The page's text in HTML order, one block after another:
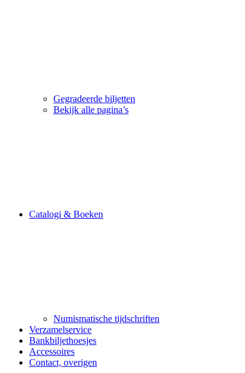
Gegradeerde biljetten
Bekijk alle pagina’s
Catalogi & Boeken
Numismatische tijdschriften
Verzamelservice
Bankbiljethoesjes
Accessoires
Contact, overigen